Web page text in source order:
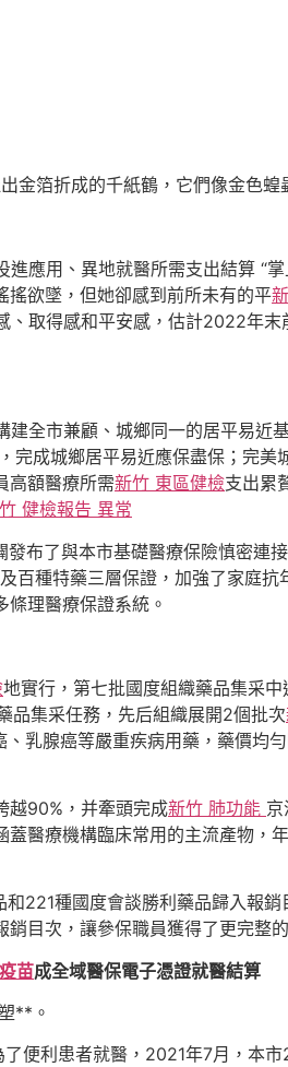
箔折成的千紙鶴，它們像金色
應用、異地就醫所需支出結算 “
搖欲墜，但她卻感到前所未有的平
、取得感和平安感，估計2022年
全市兼顧、城鄉同一的居平易近
完成城鄉居平易近應保盡保；完
高額醫療所需新竹 東區健檢支出累
健檢報告 異常
發布了與本市基礎醫療保險慎密連
種特藥三層保證，加強了家庭抗
理醫療保證系統。
地實行，第七批國度組織藥品集采
品集采任務，先后組織展開2個批次
乳腺癌等嚴重疾病用藥，藥價均
越90%，并牽頭完成新竹 肺功能
醫療機構臨床常用的主流產物，
221種國度會談勝利藥品歸入報銷
銷目次，讓參保職員獲得了更完整
苗成全域醫保電子憑證就醫結算
**。
便利患者就醫，2021年7月，本